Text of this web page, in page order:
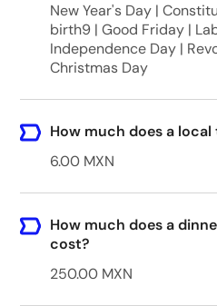
New Year's Day |
birth9 | Good Friday |
Independence Day |
Christmas Day
How much does a
6.00 MXN
How much does a
cost?
250.00 MXN